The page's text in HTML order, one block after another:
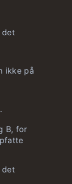
det
ikke på
B, for
det